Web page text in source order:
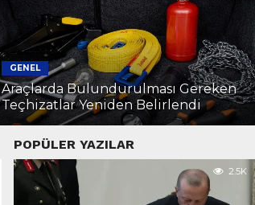
GENEL
Araçlarda Bulundurulması Gereken
Teçhizatlar Yeniden Belirlendi
POPÜLER YAZILAR
2.5K